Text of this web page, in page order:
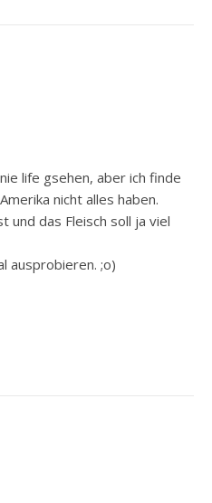
life gsehen, aber ich finde
nicht alles haben.
und das Fleisch soll ja viel
ausprobieren. ;o)